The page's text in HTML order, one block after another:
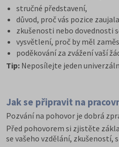
stručné představení,
důvod, proč vás pozice
zkušenosti nebo dovednosti
vysvětlení, proč by měl
poděkování za zvážení vaší
Tip: Neposílejte jeden
Jak se připravit na
Pozvání na pohovor je dobrá
Před pohovorem si zjistěte
se vašeho vzdělání, zkušeností,